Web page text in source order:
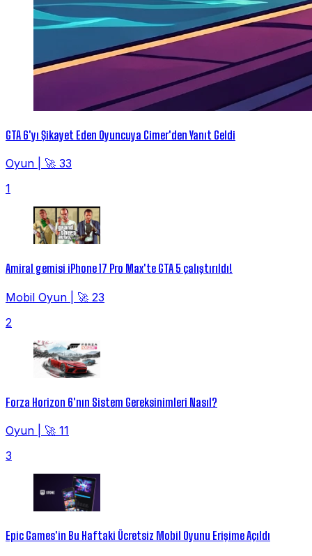
GTA 6'yı Şikayet Eden Oyuncuya Cimer'den Yanıt Geldi
Oyun
🚀 33
1
Amiral gemisi iPhone 17 Pro Max'te GTA 5 çalıştırıldı!
Mobil Oyun
🚀 23
2
Forza Horizon 6'nın Sistem Gereksinimleri Nasıl?
Oyun
🚀 11
3
Epic Games'in Bu Haftaki Ücretsiz Mobil Oyunu Erişime Açıldı